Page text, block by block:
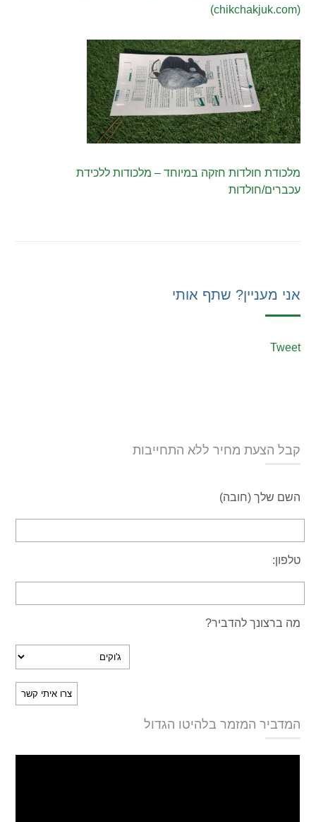
(chikchakjuk.com)
מלכודת חולדות חזקה במיוחד – מלכודות ללכידת
עכברים/חולדות
אני מעניין? שתף אותי
Tweet
קבל הצעת מחיר ללא התחייבות
השם שלך (חובה)
טלפון:
מה ברצונך להדביר?
המדביר המזמר בלהיטו הגדול